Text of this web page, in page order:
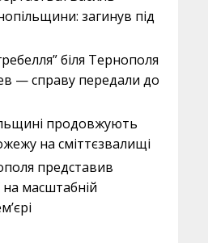
загинув під
біля Тернополя
— справу передали до
продовжують
на сміттєзвалищі
представив
на масштабній